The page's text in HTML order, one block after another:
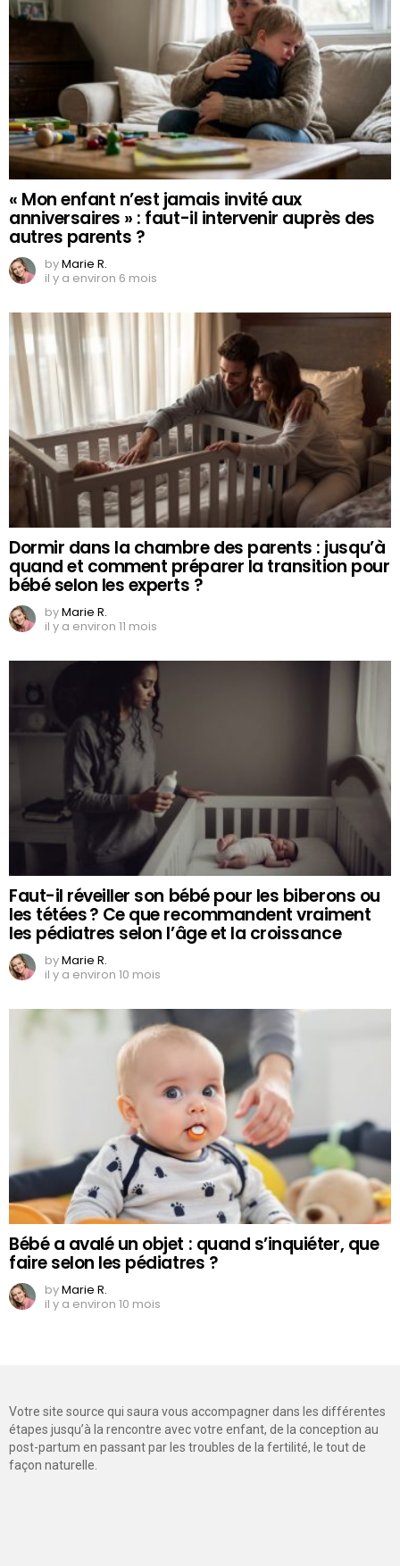
« Mon enfant n’est jamais invité aux
anniversaires » : faut-il intervenir auprès des
autres parents ?
byMarie R.
il y a environ 6 mois
Dormir dans la chambre des parents : jusqu’à
quand et comment préparer la transition pour
bébé selon les experts ?
byMarie R.
il y a environ 11 mois
Faut-il réveiller son bébé pour les biberons ou
les tétées ? Ce que recommandent vraiment
les pédiatres selon l’âge et la croissance
byMarie R.
il y a environ 10 mois
Bébé a avalé un objet : quand s’inquiéter, que
faire selon les pédiatres ?
byMarie R.
il y a environ 10 mois
Votre site source qui saura vous accompagner dans les différentes
étapes jusqu’à la rencontre avec votre enfant, de la conception au
post-partum en passant par les troubles de la fertilité, le tout de
façon naturelle.